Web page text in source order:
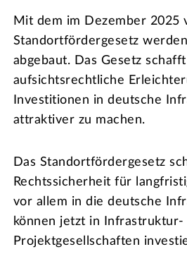
Mit dem im Dezember 2025
Standortfördergesetz
abgebaut. Das Gesetz
aufsichtsrechtliche
Investitionen in deutsche
attraktiver zu machen.
Das Standortfördergesetz
Rechtssicherheit für
vor allem in die deutsche
können jetzt in Infrastruktur-
Projektgesellschaften